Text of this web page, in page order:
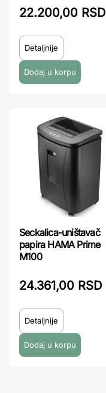
22.200,00 RSD
Detaljnije
Seckalica-uništavač
papira HAMA Prime
M100
24.361,00 RSD
Detaljnije